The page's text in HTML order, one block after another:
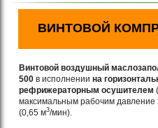
ВИНТОВОЙ
Винтовой воздушный
500 в исполнении на
рефрижераторным осушителем
максимальным рабочим давление
(0,65 м3/мин).